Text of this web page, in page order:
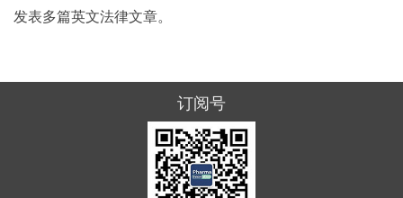
发表多篇英文法律文章。
订阅号